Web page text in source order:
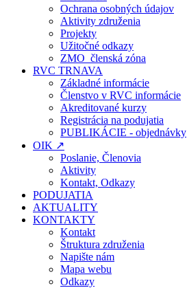
Ochrana osobných údajov
Aktivity združenia
Projekty
Užitočné odkazy
ZMO_členská zóna
RVC TRNAVA
Základné informácie
Členstvo v RVC informácie
Akreditované kurzy
Registrácia na podujatia
PUBLIKÁCIE - objednávky
OIK ↗
Poslanie, Členovia
Aktivity
Kontakt, Odkazy
PODUJATIA
AKTUALITY
KONTAKTY
Kontakt
Štruktura združenia
Napište nám
Mapa webu
Odkazy